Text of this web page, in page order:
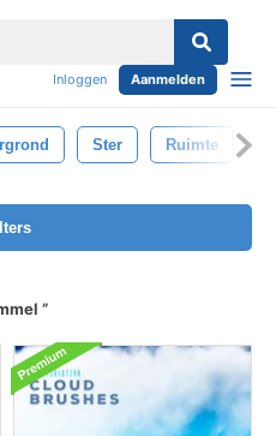
Inloggen Aanmelden
Ster Ruimte